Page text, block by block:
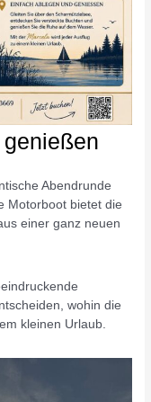
Abendrunde
Motorboot bietet die
einer ganz neuen
wohin die
kleinen Urlaub.